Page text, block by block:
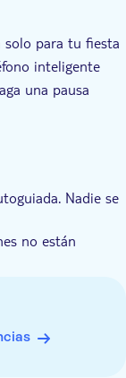
inteligente. Una
por la
solo para tu fiesta
inteligente
una pausa
Nadie se
no están
o comer un
jugar a este juego